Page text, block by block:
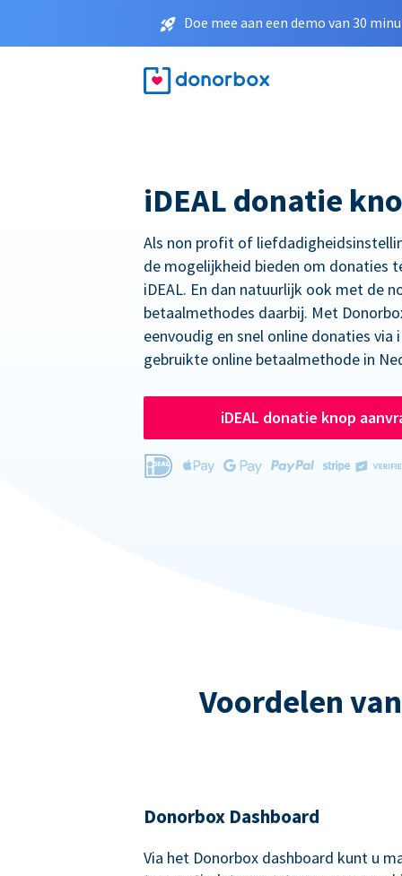
Doe mee aan een demo van 30
iDEAL donatie
Als non profit of
de mogelijkheid bieden om donaties
iDEAL. En dan natuurlijk ook met de
betaalmethodes daarbij. Met
eenvoudig en snel online donaties via
gebruikte online betaalmethode in
iDEAL donatie knop
Voordelen
Donorbox Dashboard
Via het Donorbox dashboard kunt u